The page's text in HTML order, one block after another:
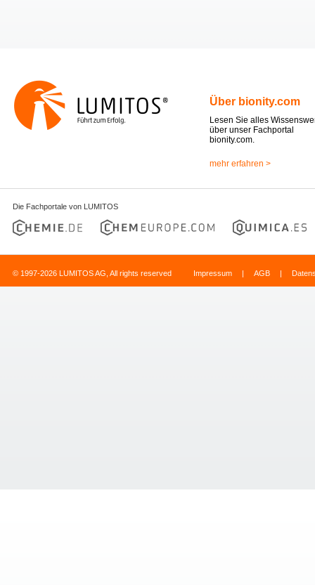
Über bionity.com
Lesen Sie alles
über unser Fachportal
bionity.com.
mehr erfahren >
Die Fachportale von LUMITOS
© 1997-2026 LUMITOS AG, All rights reserved Impressum | AGB |